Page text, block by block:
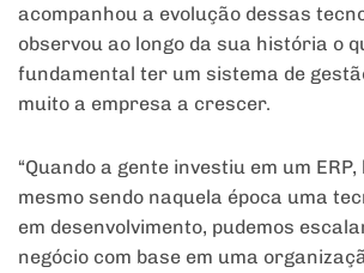
acompanhou a evolução dessas
observou ao longo da sua história o
fundamental ter um sistema de
muito a empresa a crescer.
“Quando a gente investiu em um
mesmo sendo naquela época uma
em desenvolvimento, pudemos
negócio com base em uma